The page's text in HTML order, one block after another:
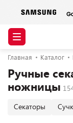
Главная Каталог
Ручные
ножницы
Секаторы